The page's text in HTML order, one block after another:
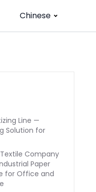
Chinese
Line —
Solution for
Company
Paper
for Office and